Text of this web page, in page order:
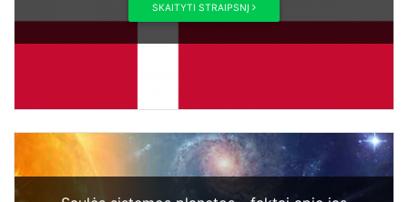
SKAITYTI STRAIPSNĮ